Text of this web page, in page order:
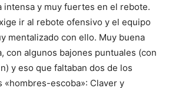
intensa y muy fuertes en el rebote.
ir al rebote ofensivo y el equipo
mentalizado con ello. Muy buena
con algunos bajones puntuales (con
y eso que faltaban dos de los
«hombres-escoba»: Claver y